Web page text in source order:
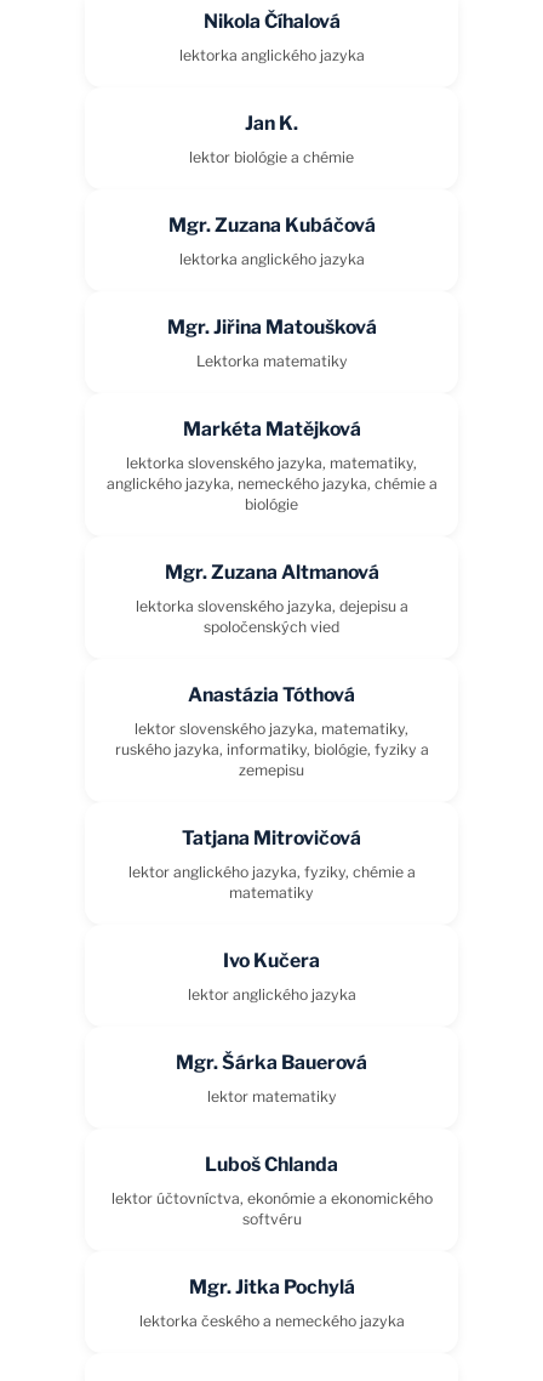
Nikola Číhalová
lektorka anglického jazyka
Jan K.
lektor biológie a chémie
Mgr. Zuzana Kubáčová
lektorka anglického jazyka
Mgr. Jiřina Matoušková
Lektorka matematiky
Markéta Matějková
lektorka slovenského jazyka, matematiky,
anglického jazyka, nemeckého jazyka, chémie a
biológie
Mgr. Zuzana Altmanová
lektorka slovenského jazyka, dejepisu a
spoločenských vied
Anastázia Tóthová
lektor slovenského jazyka, matematiky,
ruského jazyka, informatiky, biológie, fyziky a
zemepisu
Tatjana Mitrovičová
lektor anglického jazyka, fyziky, chémie a
matematiky
Ivo Kučera
lektor anglického jazyka
Mgr. Šárka Bauerová
lektor matematiky
Luboš Chlanda
lektor účtovníctva, ekonómie a ekonomického
softvéru
Mgr. Jitka Pochylá
lektorka českého a nemeckého jazyka